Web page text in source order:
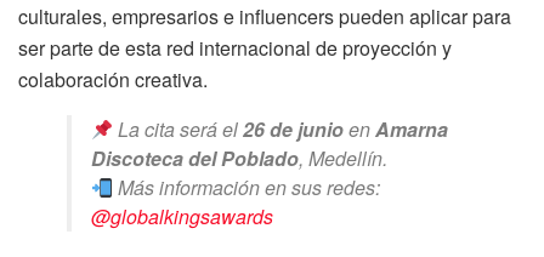
culturales, empresarios e influencers pueden aplicar para
ser parte de esta red internacional de proyección y
colaboración creativa.
La cita será el26 de junioenAmarna
Discoteca del Poblado, Medellín.
Más información en sus redes:
@globalkingsawards